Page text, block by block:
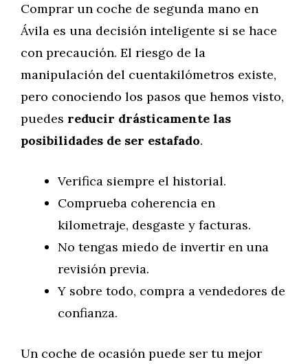
Comprar un coche de segunda mano en
Ávila es una decisión inteligente si se hace
con precaución. El riesgo de la
manipulación del cuentakilómetros existe,
pero conociendo los pasos que hemos visto,
puedes reducir drásticamente las
posibilidades de ser estafado.
Verifica siempre el historial.
Comprueba coherencia en
kilometraje, desgaste y facturas.
No tengas miedo de invertir en una
revisión previa.
Y sobre todo, compra a vendedores de
confianza.
Un coche de ocasión puede ser tu mejor